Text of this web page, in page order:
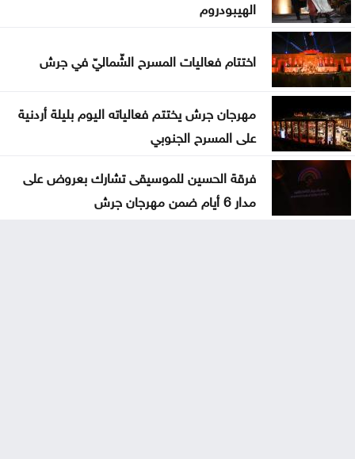
الهيبودروم
اختتام فعاليات المسرح الشّماليّ في جرش
مهرجان جرش يختتم فعالياته اليوم بليلة أردنية
على المسرح الجنوبي
فرقة الحسين للموسيقى تشارك بعروض على
مدار 6 أيام ضمن مهرجان جرش